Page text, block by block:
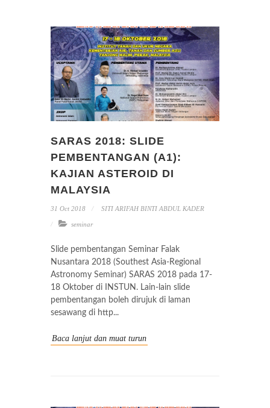
SARAS 2018: SLIDE
PEMBENTANGAN (A1):
KAJIAN ASTEROID DI
MALAYSIA
31 Oct 2018 SITI ARIFAH BINTI ABDUL KADER
seminar
Slide pembentangan Seminar Falak
Nusantara 2018 (Southest Asia-Regional
Astronomy Seminar) SARAS 2018 pada 17-
18 Oktober di INSTUN. Lain-lain slide
pembentangan boleh dirujuk di laman
sesawang di http...
Baca lanjut dan muat turun